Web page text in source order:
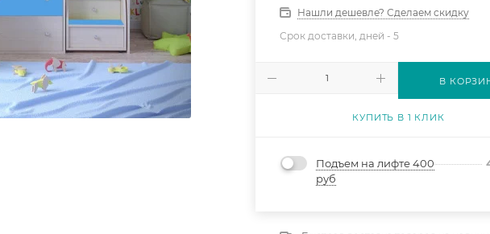
Нашли дешевле? Сделаем скидку
Срок доставки, дней -5
В
КУПИТЬ В 1 КЛИК
Подъем на лифте 400
руб